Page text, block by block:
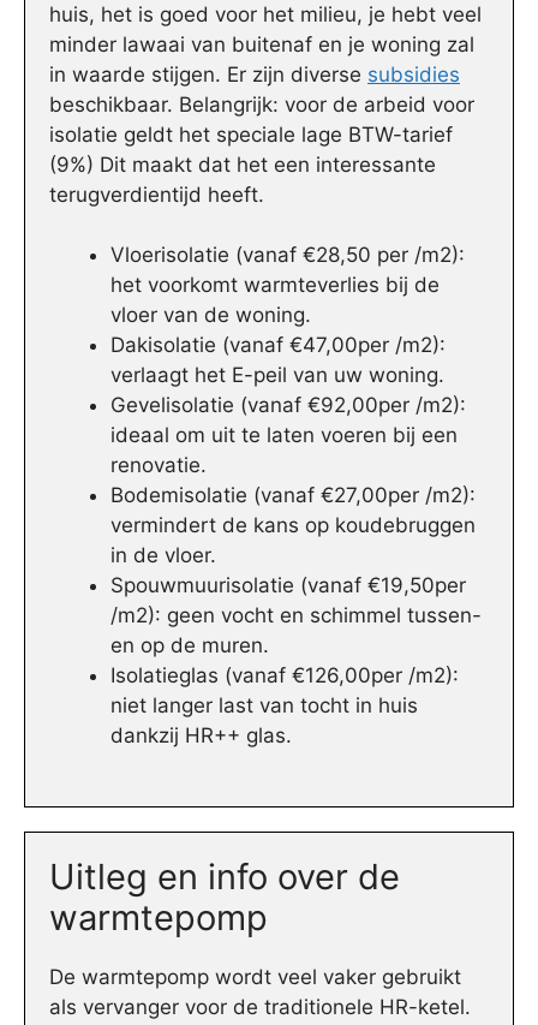
huis, het is goed voor het milieu, je hebt veel
minder lawaai van buitenaf en je woning zal
in waarde stijgen. Er zijn diverse subsidies
beschikbaar. Belangrijk: voor de arbeid voor
isolatie geldt het speciale lage BTW-tarief
(9%) Dit maakt dat het een interessante
terugverdientijd heeft.
Vloerisolatie (vanaf €28,50 per /m2):
het voorkomt warmteverlies bij de
vloer van de woning.
Dakisolatie (vanaf €47,00per /m2):
verlaagt het E-peil van uw woning.
Gevelisolatie (vanaf €92,00per /m2):
ideaal om uit te laten voeren bij een
renovatie.
Bodemisolatie (vanaf €27,00per /m2):
vermindert de kans op koudebruggen
in de vloer.
Spouwmuurisolatie (vanaf €19,50per
/m2): geen vocht en schimmel tussen-
en op de muren.
Isolatieglas (vanaf €126,00per /m2):
niet langer last van tocht in huis
dankzij HR++ glas.
Uitleg en info over de
warmtepomp
De warmtepomp wordt veel vaker gebruikt
als vervanger voor de traditionele HR-ketel.